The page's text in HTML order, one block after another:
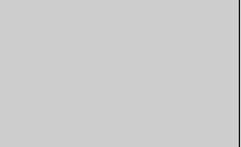
Heart Brosche in Platin